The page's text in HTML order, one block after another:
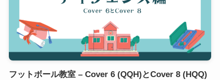
フットボール教室 – Cover 6 (QQH)とCover 8 (HQQ)